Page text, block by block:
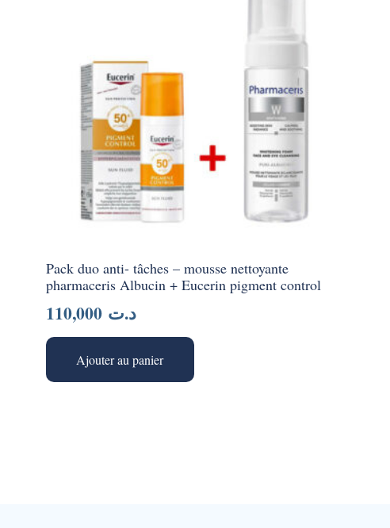
Pack duo anti- tâches – mousse nettoyante
pharmaceris Albucin + Eucerin pigment control
د.ت 110,000
Ajouter au panier